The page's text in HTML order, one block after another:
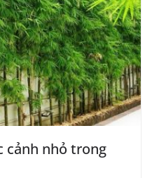
cảnh nhỏ trong